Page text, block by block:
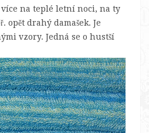
více na teplé letní noci, na ty
opět drahý damašek. Je
vzory. Jedná se o hustší